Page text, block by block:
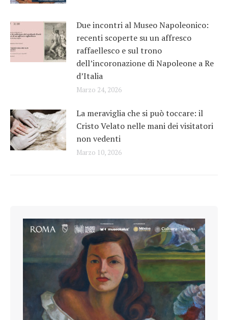
Due incontri al Museo Napoleonico:
recenti scoperte su un affresco
raffaellesco e sul trono
dell’incoronazione di Napoleone a Re
d’Italia
Marzo 24, 2026
La meraviglia che si può toccare: il
Cristo Velato nelle mani dei visitatori
non vedenti
Marzo 10, 2026